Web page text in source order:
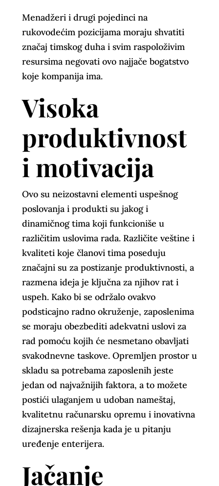
Menadžeri i drugi pojedinci na
rukovodećim pozicijama moraju shvatiti
značaj timskog duha i svim raspoloživim
resursima negovati ovo najjače bogatstvo
koje kompanija ima.
Visoka
produktivnost
i motivacija
Ovo su neizostavni elementi uspešnog
poslovanja i produkti su jakog i
dinamičnog tima koji funkcioniše u
različitim uslovima rada. Različite veštine i
kvaliteti koje članovi tima poseduju
značajni su za postizanje produktivnosti, a
razmena ideja je ključna za njihov rat i
uspeh. Kako bi se održalo ovakvo
podsticajno radno okruženje, zaposlenima
se moraju obezbediti adekvatni uslovi za
rad pomoću kojih će nesmetano obavljati
svakodnevne taskove. Opremljen prostor u
skladu sa potrebama zaposlenih jeste
jedan od najvažnijih faktora, a to možete
postići ulaganjem u udoban nameštaj,
kvalitetnu računarsku opremu i inovativna
dizajnerska rešenja kada je u pitanju
uređenje enterijera.
Jačanje